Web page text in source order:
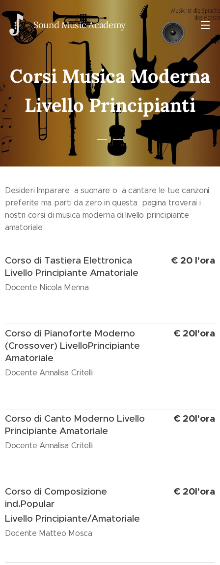
Sound Music Academy
Corsi Musica Moderna
Livello Principianti
Desideri Imparare a suonare o a cantare le tue canzoni
preferite ma parti da zero in questa pagina troverai i
nostri corsi di musica moderna di livello principiante
amatoriale
Corso di Tastiera Elettronica
Livello Principiante Amatoriale
Docente Nicola Menna
€ 20 l'ora
Corso di Pianoforte Moderno
(Crossover) LivelloPrincipiante
Amatoriale
Docente Annalisa Critelli
€ 20l'ora
Corso di Canto Moderno Livello
Principiante Amatoriale
Docente Annalisa Critelli
€ 20l'ora
Corso di Composizione
ind.Popular
Livello Principiante/Amatoriale
Docente Matteo Mosca
€ 20l'ora